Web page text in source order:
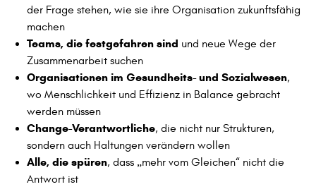
der Frage stehen, wie sie ihre Organisation zukunftsfähig
machen
Teams, die festgefahren sind und neue Wege der
Zusammenarbeit suchen
Organisationen im Gesundheits- und Sozialwesen,
wo Menschlichkeit und Effizienz in Balance gebracht
werden müssen
Change-Verantwortliche, die nicht nur Strukturen,
sondern auch Haltungen verändern wollen
Alle, die spüren, dass „mehr vom Gleichen“ nicht die
Antwort ist